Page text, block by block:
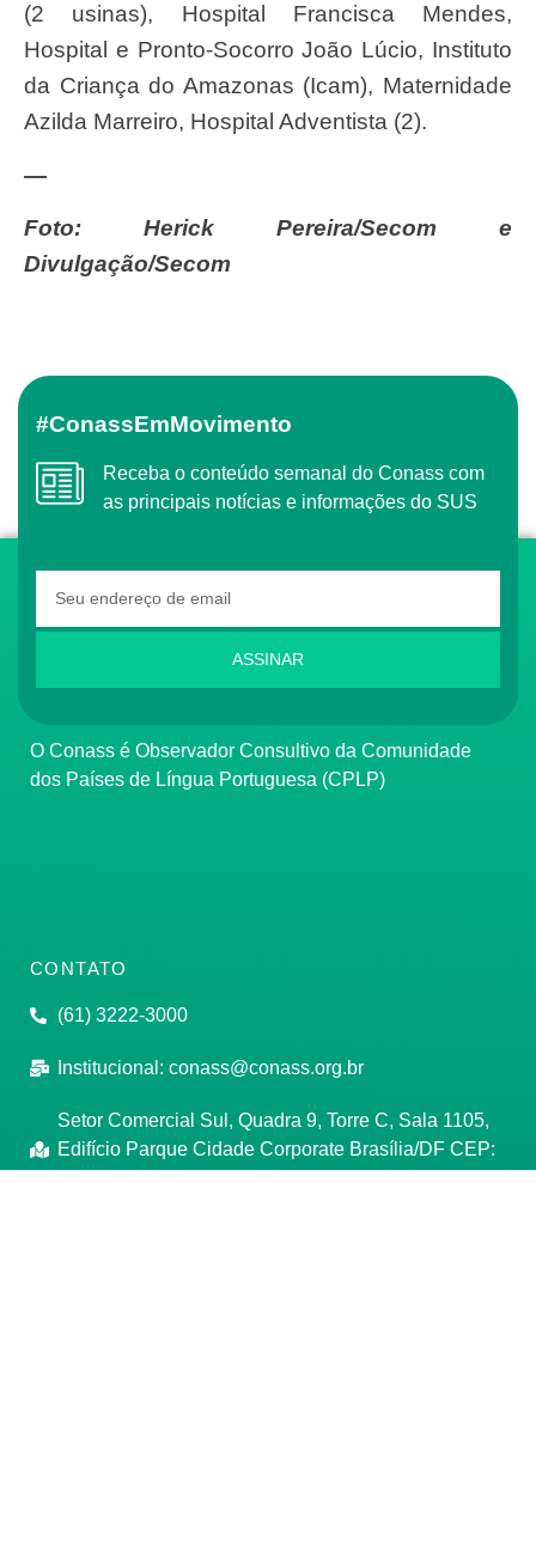
(2 usinas), Hospital Francisca Mendes,
Hospital e Pronto-Socorro João Lúcio, Instituto
da Criança do Amazonas (Icam), Maternidade
Azilda Marreiro, Hospital Adventista (2).
—
Foto: Herick Pereira/Secom e
Divulgação/Secom
#ConassEmMovimento
Receba o conteúdo semanal do Conass com
as principais notícias e informações do SUS
ASSINAR
O Conass é Observador Consultivo da Comunidade
dos Países de Língua Portuguesa (CPLP)
CONTATO
(61) 3222-3000
Institucional: conass@conass.org.br
Setor Comercial Sul, Quadra 9, Torre C, Sala 1105,
Edifício Parque Cidade Corporate Brasília/DF CEP: